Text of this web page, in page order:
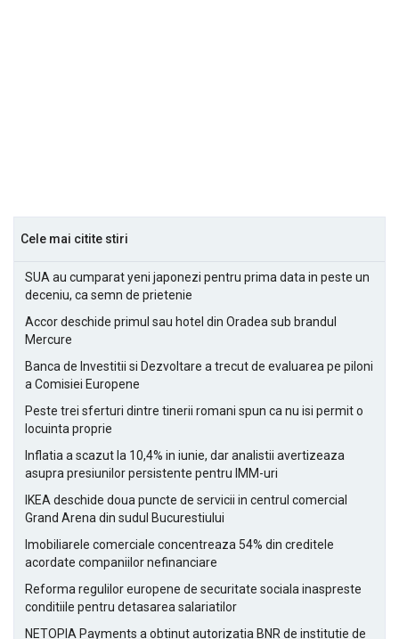
Cele mai citite stiri
SUA au cumparat yeni japonezi pentru prima data in peste un
deceniu, ca semn de prietenie
Accor deschide primul sau hotel din Oradea sub brandul
Mercure
Banca de Investitii si Dezvoltare a trecut de evaluarea pe piloni
a Comisiei Europene
Peste trei sferturi dintre tinerii romani spun ca nu isi permit o
locuinta proprie
Inflatia a scazut la 10,4% in iunie, dar analistii avertizeaza
asupra presiunilor persistente pentru IMM-uri
IKEA deschide doua puncte de servicii in centrul comercial
Grand Arena din sudul Bucurestiului
Imobiliarele comerciale concentreaza 54% din creditele
acordate companiilor nefinanciare
Reforma regulilor europene de securitate sociala inaspreste
conditiile pentru detasarea salariatilor
NETOPIA Payments a obtinut autorizatia BNR de institutie de